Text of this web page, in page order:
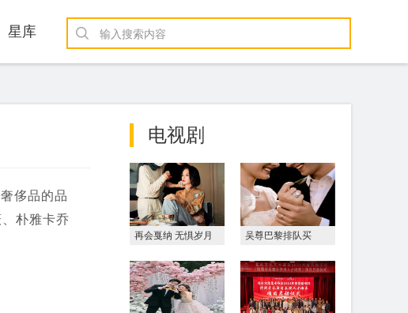
星库
侈品的品
朴雅卡乔
电视剧
再会戛纳 无惧岁月
系列
吴尊巴黎排队买
如吴尊